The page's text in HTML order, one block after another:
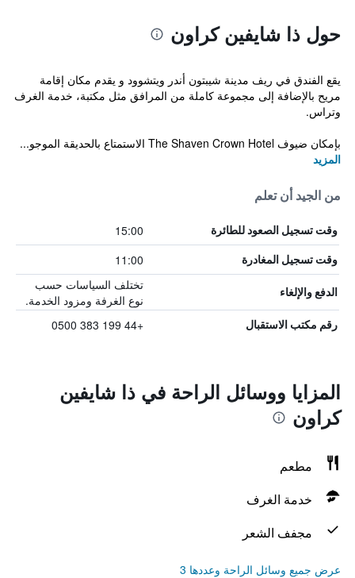
حول ذا شايفين كراون
يقع الفندق في ريف مدينة شيبتون أندر ويتشوود و يقدم مكان إقامة
مريح بالإضافة إلى مجموعة كاملة من المرافق مثل مكتبة، خدمة الغرف
وتراس.
بإمكان ضيوف The Shaven Crown Hotel الاستمتاع بالحديقة الموجو...
المزيد
من الجيد أن تعلم
وقت تسجيل الصعود للطائرة 15:00
وقت تسجيل المغادرة 11:00
الدفع والإلغاء
تختلف السياسات حسب
نوع الغرفة ومزود الخدمة.
رقم مكتب الاستقبال +44 199 383 0500
المزايا ووسائل الراحة في ذا شايفين
كراون
مطعم
خدمة الغرف
مجفف الشعر
عرض جميع وسائل الراحة وعددها 3